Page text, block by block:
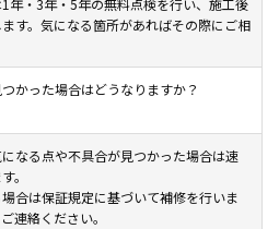
年・3年・5年の無料点検を行い、施工後
す。気になる箇所があればその際にご相
かった場合はどうなりますか？
なる点や不具合が見つかった場合は速
。
合は保証規定に基づいて補修を行いま
連絡ください。